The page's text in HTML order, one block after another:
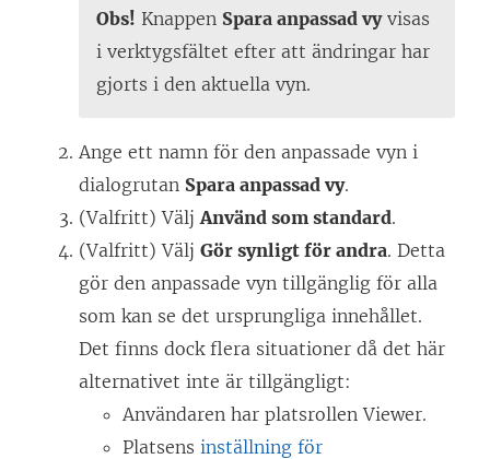
Obs! Knappen Spara anpassad vyvisas
i verktygsfältet efter att ändringar har
gjorts i den aktuella vyn.
Ange ett namn för den anpassade vyn i
dialogrutan Spara anpassad vy.
(Valfritt) Välj Använd som standard.
(Valfritt) Välj Gör synligt för andra. Detta
gör den anpassade vyn tillgänglig för alla
som kan se det ursprungliga innehållet.
Det finns dock flera situationer då det här
alternativet inte är tillgängligt:
Användaren har platsrollen Viewer.
Platsens inställning för